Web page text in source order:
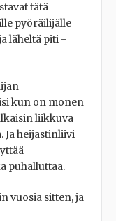
tätä
pyöräilijälle
läheltä piti -
kun on monen
liikkuva
Ja heijastinliivi
puhalluttaa.
vuosia sitten, ja